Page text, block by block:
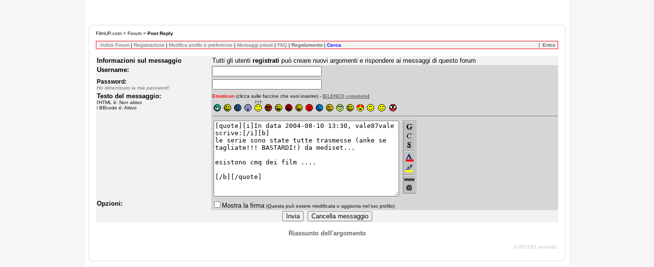
FilmUP.com > Forum > Post Reply
Indice Forum | Registrazione | Modifica profilo e preferenze | Messaggi privati | FAQ | Regolamento | Cerca Entra
Informazioni sul messaggio Tutti gli utenti registrati può creare nuovi argomenti e rispondere ai messaggi di questo forum
Username:
Password:
Ho dimenticato la mia password!
Testo del messaggio:
l'HTML è: Non attivo
i BBcode è: Attivo
Emoticon (clicca sulle faccine che vuoi inserire) - [ELENCO completo]
Opzioni: Mostra la firma (Questa può essere modificata o aggiunta nel tuo profilo)
Riassunto dell'argomento
0.002283 seconds.